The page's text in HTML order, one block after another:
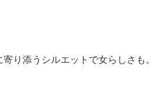
り添うシルエットで女らしさも。